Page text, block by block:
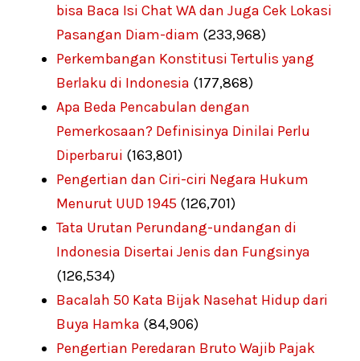
bisa Baca Isi Chat WA dan Juga Cek Lokasi
Pasangan Diam-diam (233,968)
Perkembangan Konstitusi Tertulis yang
Berlaku di Indonesia (177,868)
Apa Beda Pencabulan dengan
Pemerkosaan? Definisinya Dinilai Perlu
Diperbarui (163,801)
Pengertian dan Ciri-ciri Negara Hukum
Menurut UUD 1945 (126,701)
Tata Urutan Perundang-undangan di
Indonesia Disertai Jenis dan Fungsinya
(126,534)
Bacalah 50 Kata Bijak Nasehat Hidup dari
Buya Hamka (84,906)
Pengertian Peredaran Bruto Wajib Pajak